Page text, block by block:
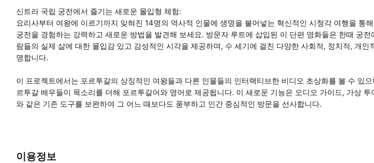
신트라 국립 궁전에서 즐기는 새로운 몰입형 체험:
요리사부터 여왕에 이르기까지 잊혀진 14명의 역사적 인물에 생명을 불어넣는 혁신적인 시청각 여행을 통
궁전을 경험하는 강력하고 새로운 방법을 발견해 보세요. 방문자 루트에 삽입된 이 단편 영화들은 한때 궁전
람들의 실제 삶에 대한 몰입감 있고 감성적인 시각을 제공하며, 수 세기에 걸친 다양한 사회적, 정치적, 개인
명합니다.
이 프로젝트에서는 포르투갈의 상징적인 여왕들과 다른 인물들의 인터랙티브한 비디오 초상화를 볼 수 있
르투갈 배우들이 목소리를 더해 포르투갈어와 영어로 제공됩니다. 이 새로운 기능은 오디오 가이드, 가상 투
와 같은 기존 도구를 보완하여 그 어느 때보다도 풍부하고 인간 중심적인 방문을 선사합니다.
이용정보